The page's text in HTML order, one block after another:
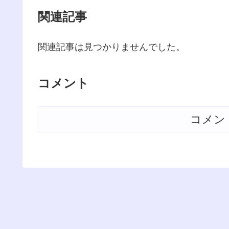
関連記事
関連記事は見つかりませんでした。
コメント
コメン